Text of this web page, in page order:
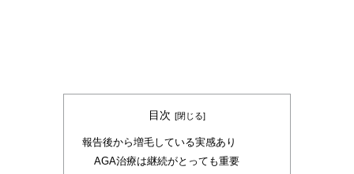
目次
報告後から増毛している実感あり
AGA治療は継続がとっても重要